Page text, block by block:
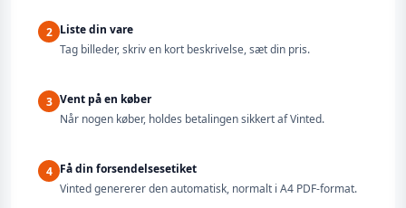
2 Liste din vare
Tag billeder, skriv en kort beskrivelse, sæt din pris.
3 Vent på en køber
Når nogen køber, holdes betalingen sikkert af Vinted.
4 Få din forsendelsesetiket
Vinted genererer den automatisk, normalt i A4 PDF-format.